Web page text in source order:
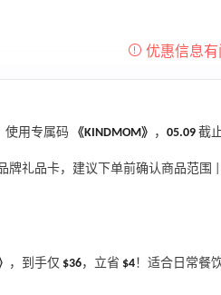
使用专属码 《KINDMOM》 ， 05.09 截
牌礼品卡，建议下单前确认商品范围 |
，到手仅 $36，立省 $4！适合日常餐
【55专享】Base Blu：时
PRADA、LOEWE、加拿
19小时
iHerb ：88全球好物节！